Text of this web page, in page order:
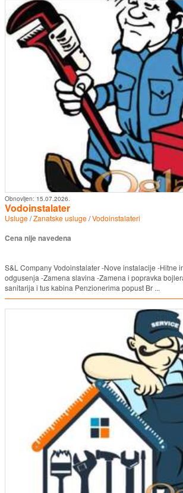
Obnovljen: 15.07.2026.
Vodoinstalater
Usluge/Zanatske usluge/Vodoinstalateri
Cena nije navedena
S&L Company Vodoinstalater -Nove instalacije -Hitne
odgusenja -Zamena slavina -Zamena i popravka
sanitarija i tus kabina Penzionerima popust Br ...